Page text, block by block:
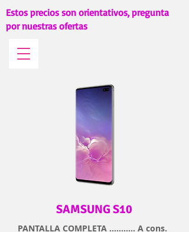
Estos precios son orientativos, pregunta
por nuestras ofertas
SAMSUNG S10
PANTALLA COMPLETA ........... A cons.